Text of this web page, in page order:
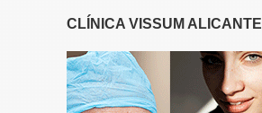
CLÍNICA VISSUM ALICANTE